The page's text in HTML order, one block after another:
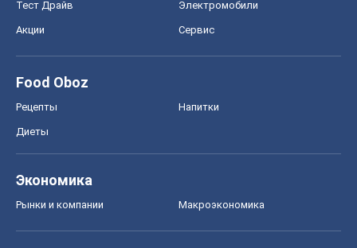
Тест Драйв Электромобили
Акции Сервис
Food Oboz
Рецепты Напитки
Диеты
Экономика
Рынки и компании Mакроэкономика